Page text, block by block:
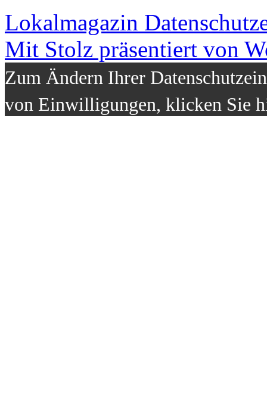
Lokalmagazin
Mit Stolz präsentiert von
Zum Ändern Ihrer
von Einwilligungen, klicken Sie